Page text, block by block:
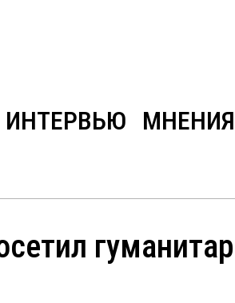
ИНТЕРВЬЮ МНЕНИЯ